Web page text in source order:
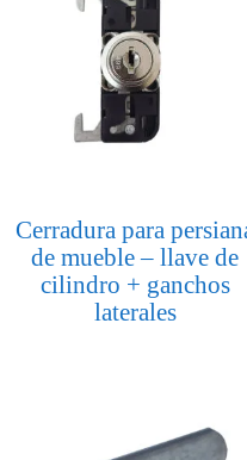
Cerradura para
de mueble – llave de
cilindro + ganchos
laterales